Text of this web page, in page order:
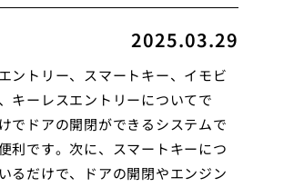
2025.03.29
ントリー、スマートキー、イモビ
キーレスエントリーについてで
でドアの開閉ができるシステムで
利です。次に、スマートキーにつ
るだけで、ドアの開閉やエンジン